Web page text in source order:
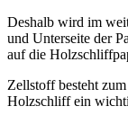
Deshalb wird im
und Unterseite der
auf die
Zellstoff besteht
Holzschliff ein